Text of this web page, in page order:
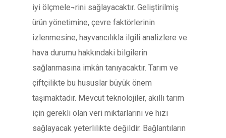
iyi ölçmele¬rini sağlayacaktır. Geliştirilmiş
ürün yönetimine, çevre faktörlerinin
izlenmesine, hayvancılıkla ilgili analizlere ve
hava durumu hakkındaki bilgilerin
sağlanmasına imkân tanıyacaktır. Tarım ve
çiftçilikte bu hususlar büyük önem
taşımaktadır. Mevcut teknolojiler, akıllı tarım
için gerekli olan veri miktarlarını ve hızı
sağlayacak yeterlilikte değildir. Bağlantıların